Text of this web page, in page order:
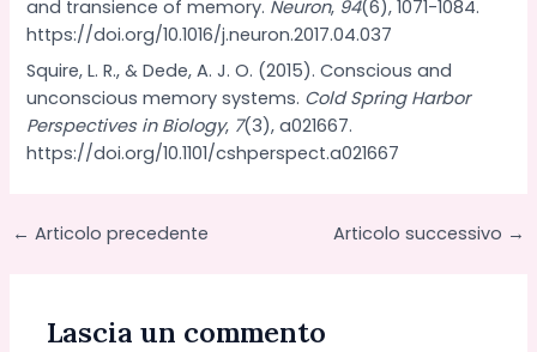
and transience of memory. Neuron, 94(6), 1071-1084.
https://doi.org/10.1016/j.neuron.2017.04.037
Squire, L. R., & Dede, A. J. O. (2015). Conscious and
unconscious memory systems. Cold Spring Harbor
Perspectives in Biology, 7(3), a021667.
https://doi.org/10.1101/cshperspect.a021667
← Articolo precedente Articolo successivo →
Lascia un commento